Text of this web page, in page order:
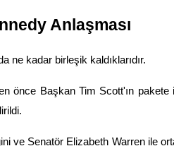
Anlaşması
ne kadar birleşik kaldıklarıdır.
önce Başkan Tim Scott'ın
ve Senatör Elizabeth Warren ile